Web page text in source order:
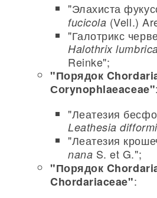
"Элахиста
fucicola (Vell.)
"Галотрикс
Halothrix
Reinke";
"Порядок
Соrynophlaeaceae":
"Леатезия
Leathesia
"Леатезия
nana S. et G.";
"Порядок
Chordariaceae":